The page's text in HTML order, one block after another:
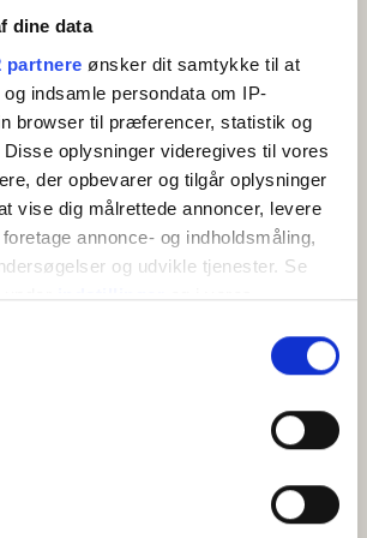
dine data
partnere ønsker dit samtykke til at
indsamle persondata om IP-
browser til præferencer, statistik og
oplysninger videregives til vores
der opbevarer og tilgår oplysninger
vise dig målrettede annoncer, levere
annonce- og indholdsmåling,
og udvikle tjenester. Se
underindstillingerog i vores
indstillinger fra vores
eller ved at trykke på "Privacy
oplysninger om din placering,
I den anden ene finder du yderligere
det ene er indrettet med en
med dobbeltseng.
7, 3790 Hasle.